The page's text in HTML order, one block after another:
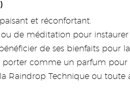
et réconfortant.
de méditation pour
de ses bienfaits pour la
comme un parfum pour
Technique ou toute